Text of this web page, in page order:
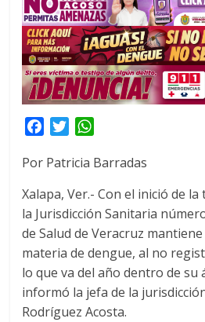
c
b
o
o
k
T
i
t
e
r
a
s
A
p
p
Por Patricia Barradas
Xalapa, Ver.- Con el inició de
la Jurisdicción Sanitaria
de Salud de Veracruz
materia de dengue, al no
lo que va del año dentro de su
informó la jefa de la
Rodríguez Acosta.